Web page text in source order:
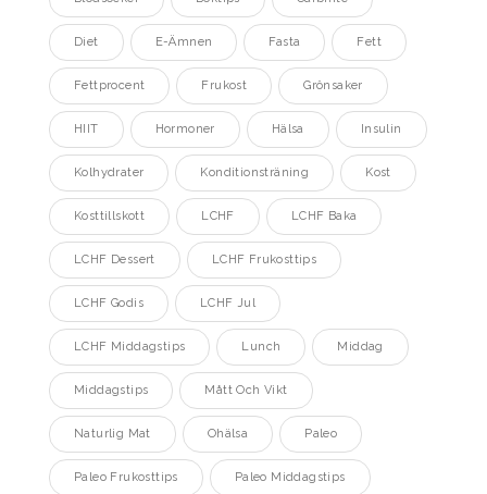
Diet E-Ämnen Fasta Fett
Fettprocent Frukost Grönsaker
HIIT Hormoner Hälsa Insulin
Kolhydrater Konditionsträning Kost
Kosttillskott LCHF LCHF Baka
LCHF Dessert LCHF Frukosttips
LCHF Godis LCHF Jul
LCHF Middagstips Lunch Middag
Middagstips Mått Och Vikt
Naturlig Mat Ohälsa Paleo
Paleo Frukosttips Paleo Middagstips